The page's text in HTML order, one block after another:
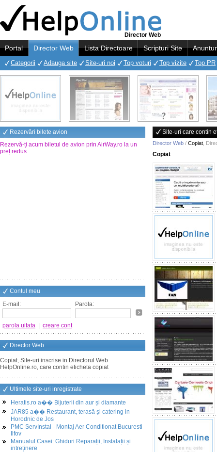
Director Web
Portal Director Web Lista Directoare Scripturi Site
Categorii Adauga site Site-uri noi Top voturi Top vizite Top PR
Rezervări bilete avion
Rezervă-ți acum biletul de avion prin AirWay.ro la un
preț redus.
Contul meu
E-mail:
Parola:
parola uitata creare cont
Director Web
Copiat, Site-uri inscrise in Directorul Web
HelpOnline.ro, care contin eticheta copiat
Ultimele site-uri inregistrate
Heratis.ro a�� Bijuterii din aur și diamante
JAR85 a�� Restaurant, terasă și catering in
Horodnic de Jos
PMC ServInstal - Montaj Aer Conditionat Bucuresti
Ilfov
Manualul Casei: Ghiduri Reparații, Instalații și
intreținere
Site-uri care contin
Director Web / Copiat
Copiat